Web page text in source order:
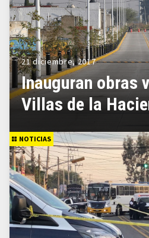
21 diciembre, 2017
Inauguran obras
Villas de la
NOTICIAS